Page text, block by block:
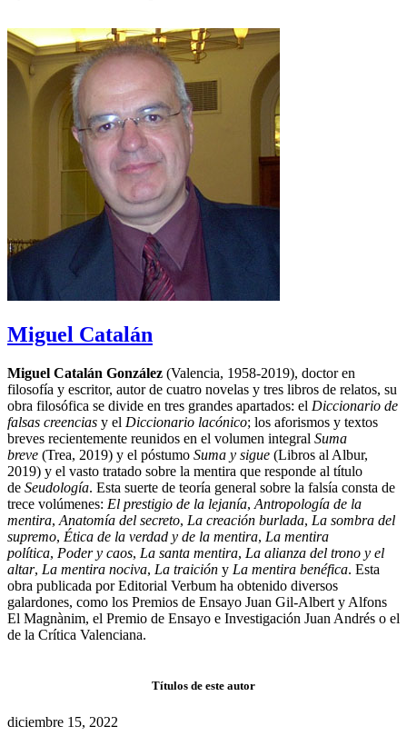
Miguel Catalán
Miguel Catalán González (Valencia, 1958-2019), doctor en
filosofía y escritor, autor de cuatro novelas y tres libros de relatos, su
obra filosófica se divide en tres grandes apartados: el Diccionario de
falsas creencias y el Diccionario lacónico; los aforismos y textos
breves recientemente reunidos en el volumen integral Suma
breve (Trea, 2019) y el póstumo Suma y sigue (Libros al Albur,
2019) y el vasto tratado sobre la mentira que responde al título
de Seudología. Esta suerte de teoría general sobre la falsía consta de
trece volúmenes: El prestigio de la lejanía, Antropología de la
mentira, Anatomía del secreto, La creación burlada, La sombra del
supremo, Ética de la verdad y de la mentira, La mentira
política, Poder y caos, La santa mentira, La alianza del trono y el
altar, La mentira nociva, La traición y La mentira benéfica. Esta
obra publicada por Editorial Verbum ha obtenido diversos
galardones, como los Premios de Ensayo Juan Gil-Albert y Alfons
El Magnànim, el Premio de Ensayo e Investigación Juan Andrés o el
de la Crítica Valenciana.
Títulos de este autor
diciembre 15, 2022